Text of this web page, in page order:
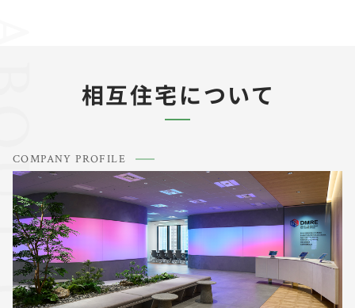
US 相互住宅について
COMPANY PROFILE